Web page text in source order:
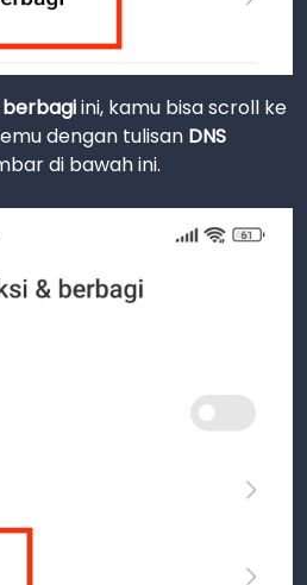
berbagiini, kamu bisa scroll ke
dengan tulisan DNS
di bawah ini.